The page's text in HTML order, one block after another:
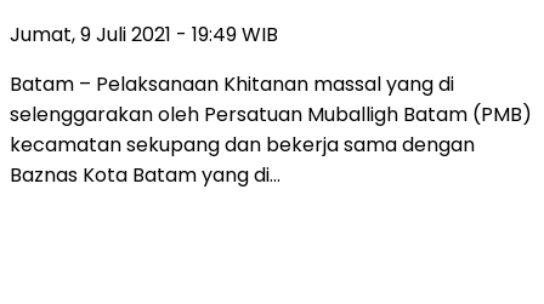
Jumat, 9 Juli 2021 - 19:49 WIB
Batam – Pelaksanaan Khitanan massal yang di
selenggarakan oleh Persatuan Muballigh Batam (PMB)
kecamatan sekupang dan bekerja sama dengan
Baznas Kota Batam yang di…